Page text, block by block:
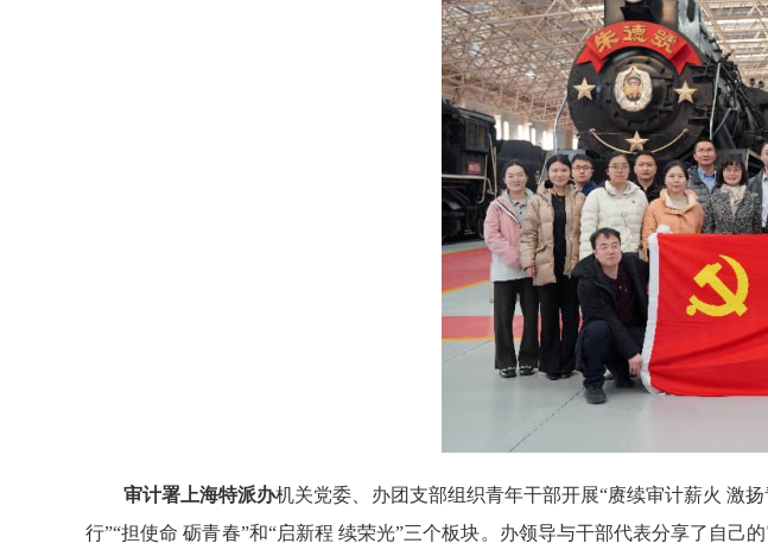
审计署上海特派办机关党委、办团支部组织青年干部开展“赓续审计薪火 激
行”“担使命 砺青春”和“启新程 续荣光”三个板块。办领导与干部代表分享了自